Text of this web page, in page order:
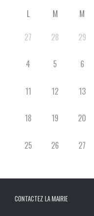
L M M
27
28 29
4 5 6
11 12 13
18 19 20
25 26 27
CONTACTEZ LA MAIRIE